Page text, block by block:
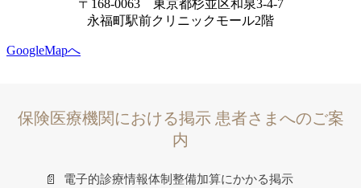
〒168-0063 東京都杉並区和泉3-4-7
永福町駅前クリニックモール2階
GoogleMapへ
保険医療機関における掲示 患者さまへのご案
内
📄 電子的診療情報体制整備加算にかかる掲示